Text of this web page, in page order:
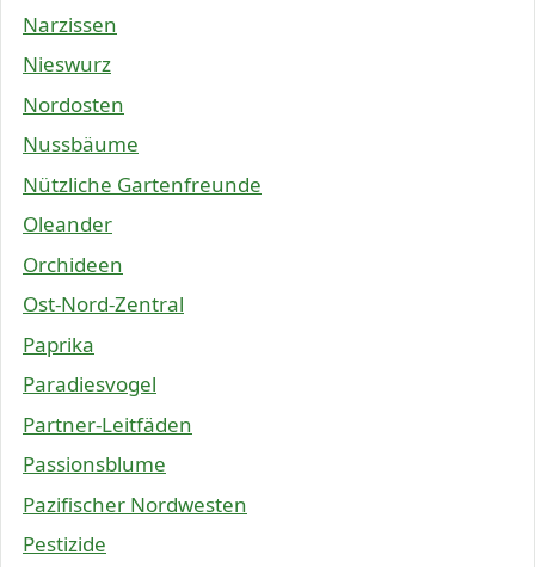
Narzissen
Nieswurz
Nordosten
Nussbäume
Nützliche Gartenfreunde
Oleander
Orchideen
Ost-Nord-Zentral
Paprika
Paradiesvogel
Partner-Leitfäden
Passionsblume
Pazifischer Nordwesten
Pestizide